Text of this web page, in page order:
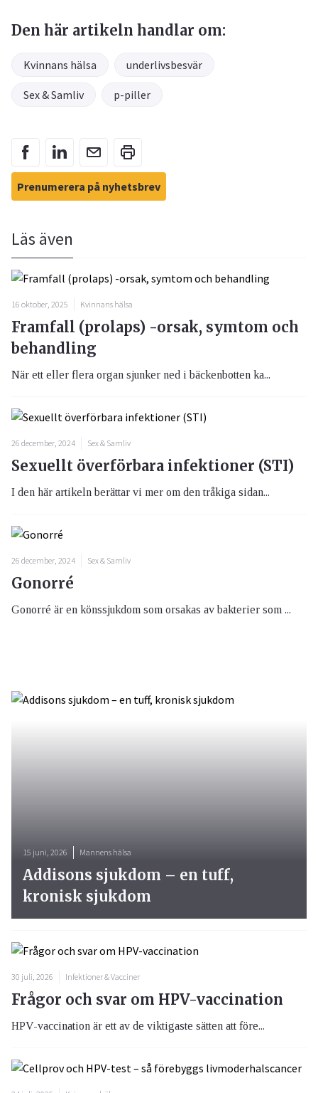
Den här artikeln handlar om:
Kvinnans hälsa underlivsbesvär
Sex & Samliv p-piller
Prenumerera på nyhetsbrev
Läs även
16 oktober, 2025 Kvinnans hälsa
Framfall (prolaps) -orsak, symtom och
behandling
När ett eller flera organ sjunker ned i bäckenbotten ka...
26 december, 2024 Sex & Samliv
Sexuellt överförbara infektioner (STI)
I den här artikeln berättar vi mer om den tråkiga sidan...
26 december, 2024 Sex & Samliv
Gonorré
Gonorré är en könssjukdom som orsakas av bakterier som ...
30 juli, 2026 Infektioner & Vacciner
Frågor och svar om HPV-vaccination
HPV-vaccination är ett av de viktigaste sätten att före...
15 juni, 2026 Mannens hälsa
Addisons sjukdom – en tuff,
kronisk sjukdom